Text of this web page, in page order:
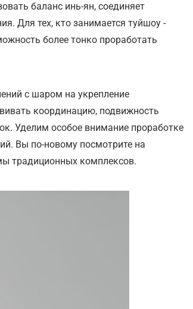
баланс инь-ян, соединяет
Для тех, кто занимается туйшоу -
более тонко проработать
с шаром на укрепление
координацию, подвижность
Уделим особое внимание проработке
Вы по-новому посмотрите на
традиционных комплексов.